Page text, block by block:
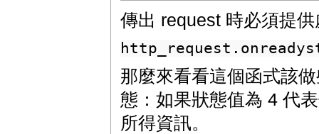
傳出 request 時必須提
那麼來看看這個函式該
態：如果狀態值為 4 代
所得資訊。